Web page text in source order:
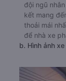
đội ngũ
kết mang
thoải mái
để nhà xe
b. Hình ảnh